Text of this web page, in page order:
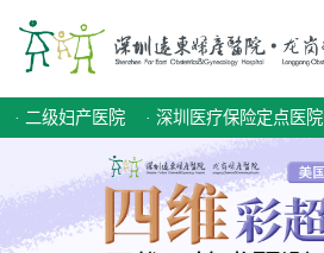
· 二级妇产医院 · 深圳医疗保险定点医院